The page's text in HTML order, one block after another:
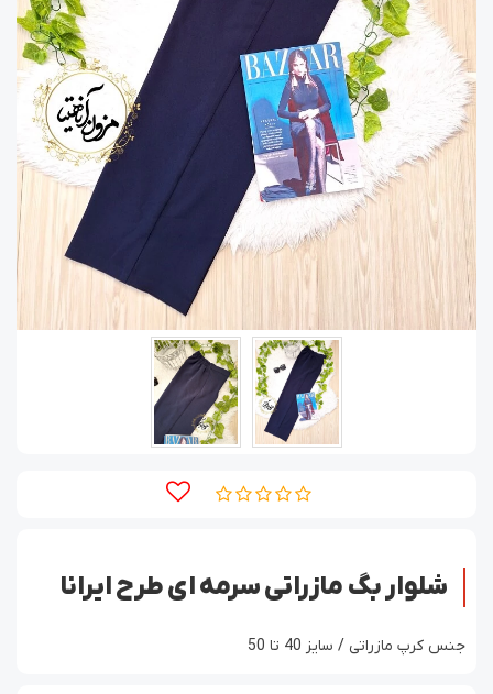
شلوار بگ مازراتی سرمه ای طرح ایرانا
جنس کرپ مازراتی / سایز 40 تا 50